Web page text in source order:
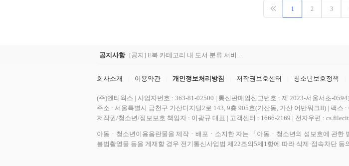
1 2 3
공지사항 [공지] E북 카테고리 내 도서 분류 서비스 변경 안내
[공지] 불법 촬영물 등 유통방지를 위한 기술적조치 적용 및 업로드 금지 안내
회사소개 이용약관 개인정보처리방침 저작권보호센터 청소년보호정책
(주)엔티웍스 | 사업자번호 : 363-81-02500 | 통신판매업신고번호 : 제 2023-서울서초-
주소 : 서울특별시 금천구 가산디지털2로 143, 9층 905호(가산동, 가산 어반워크II) | 팩스
저작권/청소년/정보보호 책임자 : 이광규 대표 | 고객센터 : 1666-2169 | 전자우편 :
아동ㆍ청소년이용음란물을 제작ㆍ배포ㆍ소지한 자는 「아동ㆍ청소년의 성보호에 관한
불법촬영물 등을 게재할 경우 전기통신사업법 제22조의5제1항에 따라 삭제·접속차단